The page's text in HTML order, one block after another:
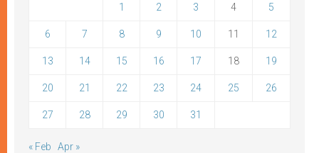
1 2 3 4 5
6 7 8 9 10 11 12
13 14 15 16 17 18 19
20 21 22 23 24 25 26
27 28 29 30 31
« Feb Apr »